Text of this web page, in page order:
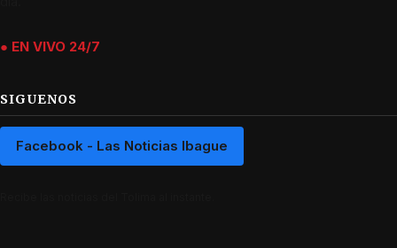
● EN VIVO 24/7
SIGUENOS
Facebook - Las Noticias Ibague